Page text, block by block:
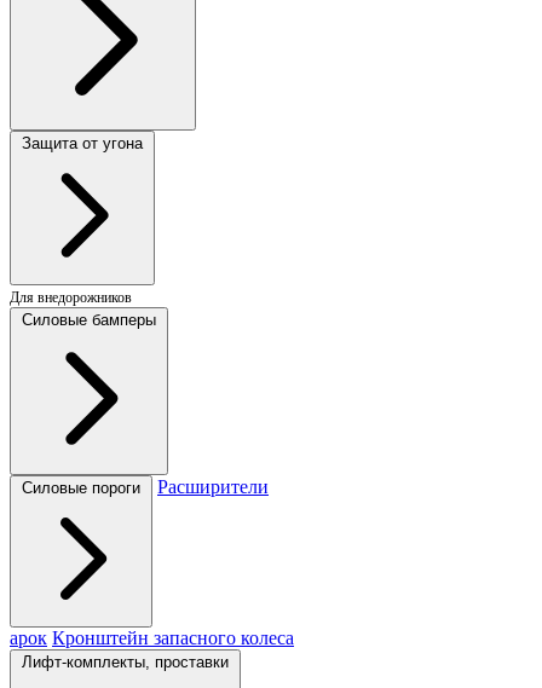
Защита от угона
Для внедорожников
Силовые бамперы
Силовые пороги Расширители
арок Кронштейн запасного колеса
Лифт-комплекты, проставки